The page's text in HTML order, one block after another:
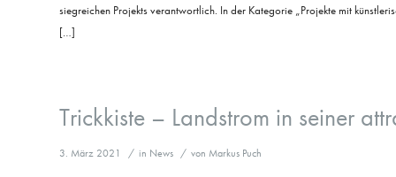
siegreichen Projekts verantwortlich. In der Kategorie „Projekte mit
[…]
Trickkiste – Landstrom in seiner
3. März 2021 / in News / von Markus Puch